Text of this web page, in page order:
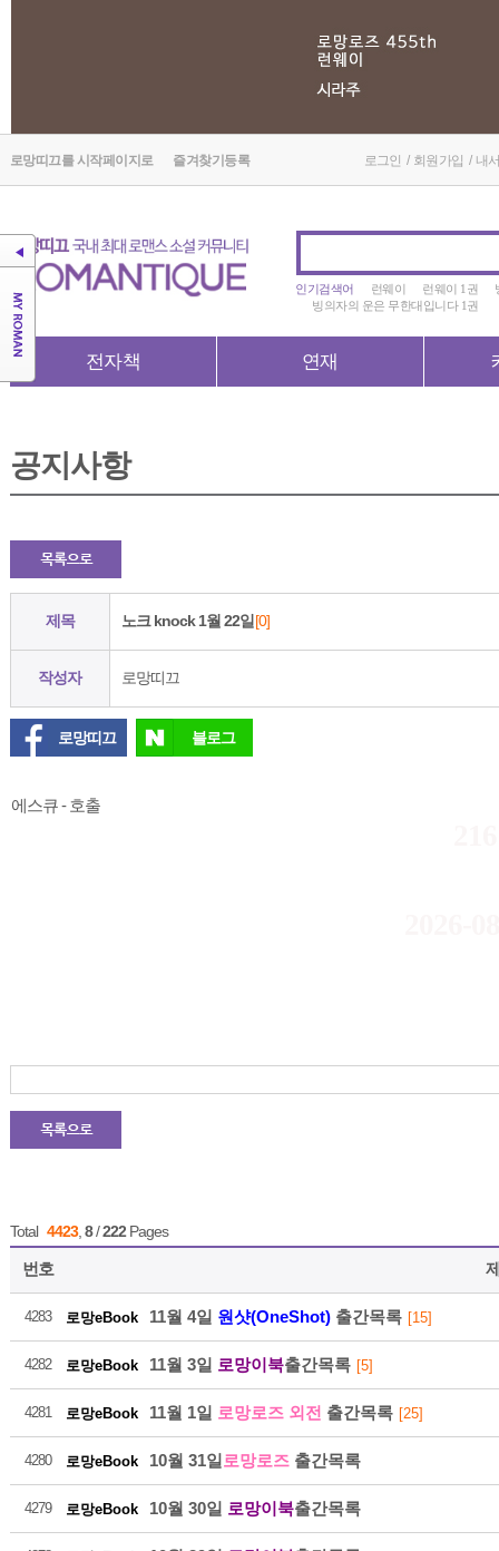
로망띠끄를 시작페이지로 즐겨찾기등록 로그인 / 회원가입 / 내
인기검색어 런웨이 런웨이 1권
빙의자의 운은 무한대입니다 1권
전자책 연재
공지사항
제목 노크 knock 1월 22일 [0]
작성자 로망띠끄
로망띠끄 블로그
에스큐 - 호출
Total 4423, 8/222 Pages
번호
4283 로망eBook 11월 4일 원샷(OneShot) 출간목록 [15]
4282 로망eBook 11월 3일 로망이북출간목록 [5]
4281 로망eBook 11월 1일 로망로즈 외전 출간목록 [25]
4280 로망eBook 10월 31일 로망로즈 출간목록
4279 로망eBook 10월 30일 로망이북출간목록